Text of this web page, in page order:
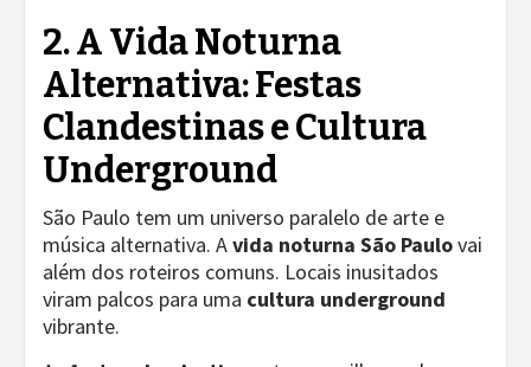
2. A Vida Noturna
Alternativa: Festas
Clandestinas e Cultura
Underground
São Paulo tem um universo paralelo de arte e
música alternativa. Avida noturna São Paulovai
além dos roteiros comuns. Locais inusitados
viram palcos para uma cultura underground
vibrante.